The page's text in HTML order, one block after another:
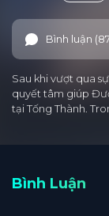
Bình luận
Sau khi vượt qua
quyết tâm giúp
tại Tống Thành.
Bình Luận